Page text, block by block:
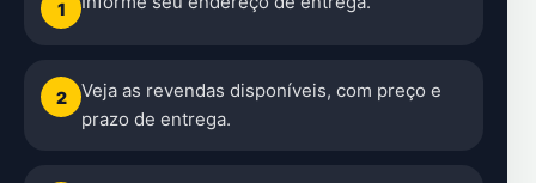
1
2
Veja as revendas disponíveis, com preço e
prazo de entrega.